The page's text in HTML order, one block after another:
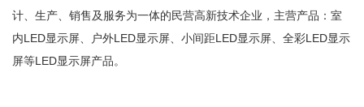
计、生产、销售及服务为一体的民营高新技术企业，主营产品：室
内LED显示屏、户外LED显示屏、小间距LED显示屏、全彩LED显示
屏等LED显示屏产品。